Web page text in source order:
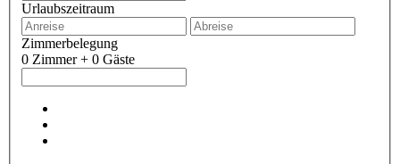
Urlaubszeitraum
Zimmerbelegung
0 Zimmer + 0 Gäste